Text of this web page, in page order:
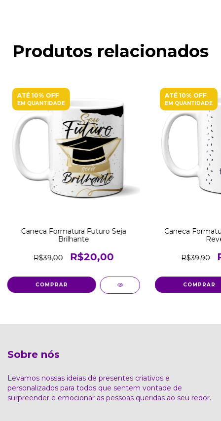
Produtos relacionados
ATÉ 10% OFF
EM QUANTIDADE
Caneca Formatura Futuro Seja
Brilhante
R$39,00 R$20,00
ATÉ 10% OFF
EM QUANTIDADE
Caneca
R$39,90
COMPRAR
Sobre nós
Levamos nossas ideias de presentes criativos e
personalizados para todos que sentem vontade de
surpreender e emocionar as pessoas queridas ao seu redor.